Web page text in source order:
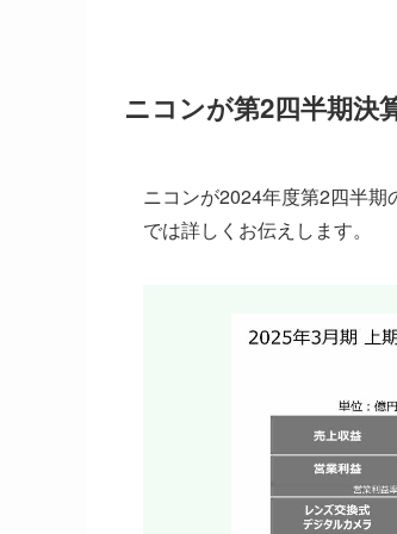
ニコンが第2四半期決
ニコンが2024年度第2四半
では詳しくお伝えします。